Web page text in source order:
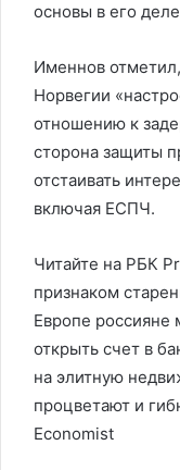
основы в его
Именнов
Норвегии
отношению к
сторона защиты
отстаивать
включая ЕСПЧ.
Читайте на РБК
признаком
Европе россияне
открыть счет в
на элитную
процветают и
Economist